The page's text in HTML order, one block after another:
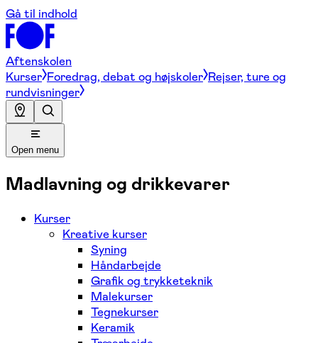
Gå til indhold
Aftenskolen
Kurser Foredrag, debat og højskoler Rejser, ture og
rundvisninger
Open menu
Madlavning og drikkevarer
Kurser
Kreative kurser
Syning
Håndarbejde
Grafik og trykketeknik
Malekurser
Tegnekurser
Keramik